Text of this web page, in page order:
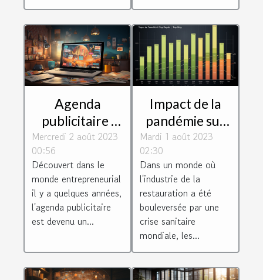
Agenda
publicitaire :
une véritable
opportunité
pour les
entreprises
Mercredi 2 août 2023
00:56
Découvert dans le
monde entrepreneurial
il y a quelques années,
l'agenda publicitaire
est devenu un...
Impact de la
pandémie sur
les revenus des
livreurs Uber
Eats
Mardi 1 août 2023
02:30
Dans un monde où
l'industrie de la
restauration a été
bouleversée par une
crise sanitaire
mondiale, les...